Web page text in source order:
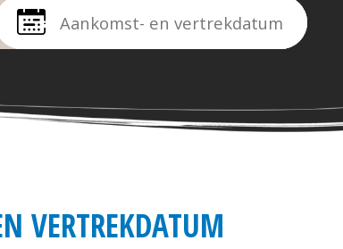
VERTREKDATUM